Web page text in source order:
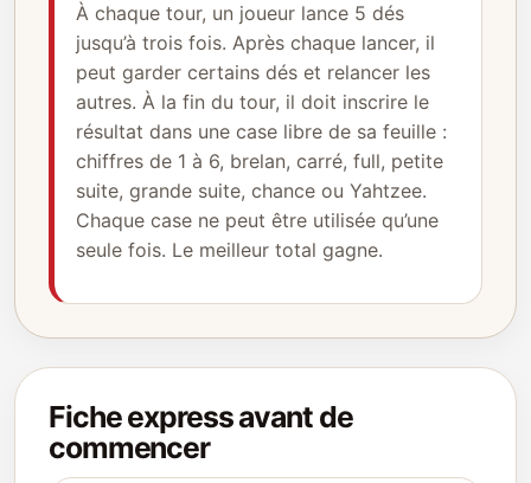
À chaque tour, un joueur lance 5 dés
jusqu’à trois fois. Après chaque lancer, il
peut garder certains dés et relancer les
autres. À la fin du tour, il doit inscrire le
résultat dans une case libre de sa feuille :
chiffres de 1 à 6, brelan, carré, full, petite
suite, grande suite, chance ou Yahtzee.
Chaque case ne peut être utilisée qu’une
seule fois. Le meilleur total gagne.
Fiche express avant de
commencer